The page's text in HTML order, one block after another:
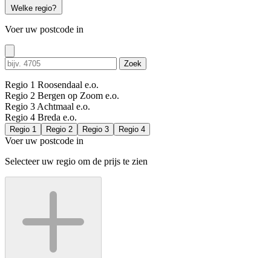
Welke regio?
Voer uw postcode in
Zoek
Regio 1 Roosendaal e.o.
Regio 2 Bergen op Zoom e.o.
Regio 3 Achtmaal e.o.
Regio 4 Breda e.o.
Regio 1 Regio 2 Regio 3 Regio 4
Voer uw postcode in
Selecteer uw regio om de prijs te zien